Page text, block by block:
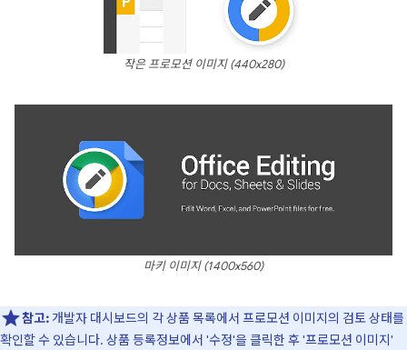
작은 프로모션 이미지 (440x280)
마키 이미지 (1400x560)
참고: 개발자 대시보드의 각 상품 목록에서 프로모션 이미지의 검토 상태를
확인할 수 있습니다. 상품 등록정보에서 '수정'을 클릭한 후 '프로모션 이미지'